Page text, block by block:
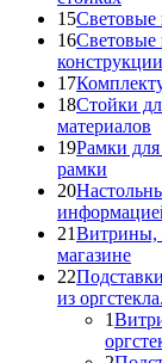
15Световые
16Световые
конструкции
17
18Стойки
материалов
19Рамки
рамки
20
21Витрины,
магазине
22
из оргстекла.
1